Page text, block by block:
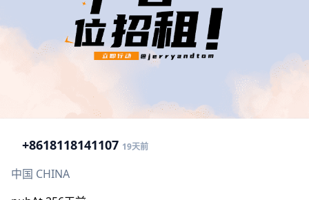
+8618118141107 19天前
中国 CHINA